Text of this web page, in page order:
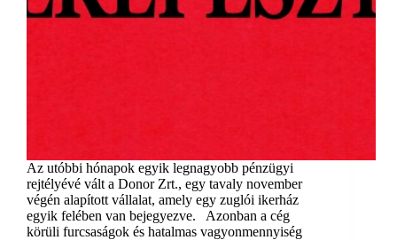
Az utóbbi hónapok egyik legnagyobb pénzügyi
rejtélyévé vált a Donor Zrt., egy tavaly november
végén alapított vállalat, amely egy zuglói ikerház
egyik felében van bejegyezve. Azonban a cég
körüli furcsaságok és hatalmas vagyonmennyiség